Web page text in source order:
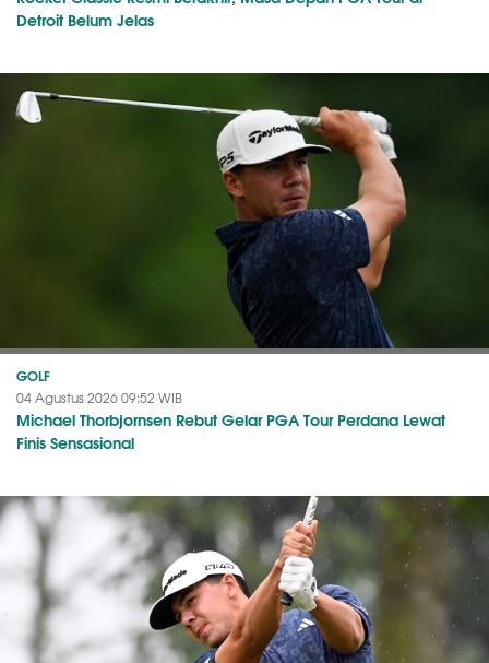
Detroit Belum Jelas
GOLF
04 Agustus 2026 09:52 WIB
Michael Thorbjornsen Rebut Gelar PGA Tour Perdana Lewat
Finis Sensasional